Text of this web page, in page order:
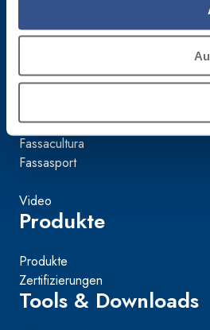
FassArchitettura
Fassacultura
Fassasport
Video
Produkte
Produkte
Zertifizierungen
Tools & Downloads